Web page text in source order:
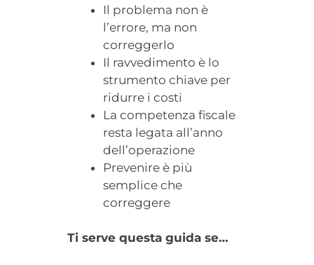
Il problema non è
l’errore, ma non
correggerlo
Il ravvedimento è lo
strumento chiave per
ridurre i costi
La competenza fiscale
resta legata all’anno
dell’operazione
Prevenire è più
semplice che
correggere
Ti serve questa guida se…